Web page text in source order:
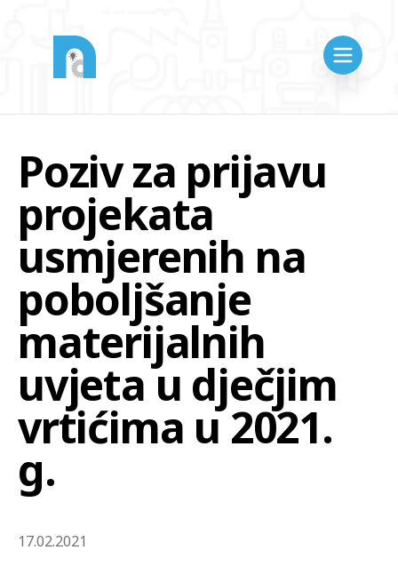
Poziv za prijavu
projekata
usmjerenih na
poboljšanje
materijalnih
uvjeta u dječjim
vrtićima u 2021.
g.
17.02.2021